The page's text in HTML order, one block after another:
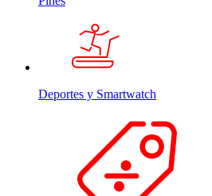
Deportes y Smartwatch